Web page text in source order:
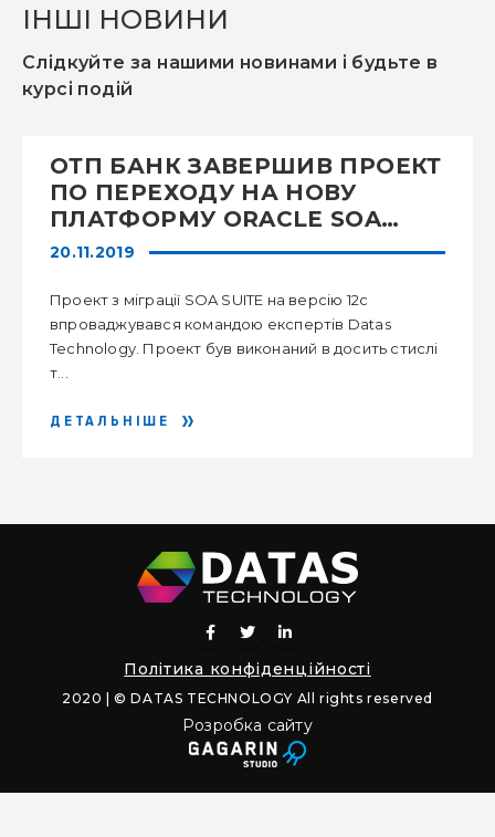
ІНШІ НОВИНИ
Слідкуйте за нашими новинами і будьте в
курсі подій
20.11.2019
ОТП БАНК ЗАВЕРШИВ ПРОЕКТ
ПО ПЕРЕХОДУ НА НОВУ
ПЛАТФОРМУ ORACLE SOA
SUITE
Проект з міграції SOA SUITE на версію 12с
впроваджувався командою експертів Datas
Technology. Проект був виконаний в досить стислі
т...
ДЕТАЛЬНІШЕ
Політика конфіденційності
2020 | © DATAS TECHNOLOGY All rights reserved
Розробка сайту